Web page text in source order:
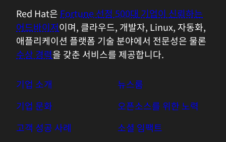
Red Hat은 Fortune 선정 500대 기업이 신뢰하는
어드바이저이며, 클라우드, 개발자, Linux, 자동화,
애플리케이션 플랫폼 기술 분야에서 전문성은 물론
수상 경력을 갖춘 서비스를 제공합니다.
기업 소개
기업 문화
고객 성공 사례
뉴스룸
오픈소스를 위한 노력
소셜 임팩트